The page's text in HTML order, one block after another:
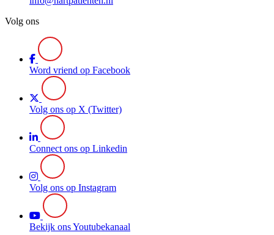
Volg ons
Word vriend op Facebook
Volg ons op X (Twitter)
Connect ons op Linkedin
Volg ons op Instagram
Bekijk ons Youtubekanaal